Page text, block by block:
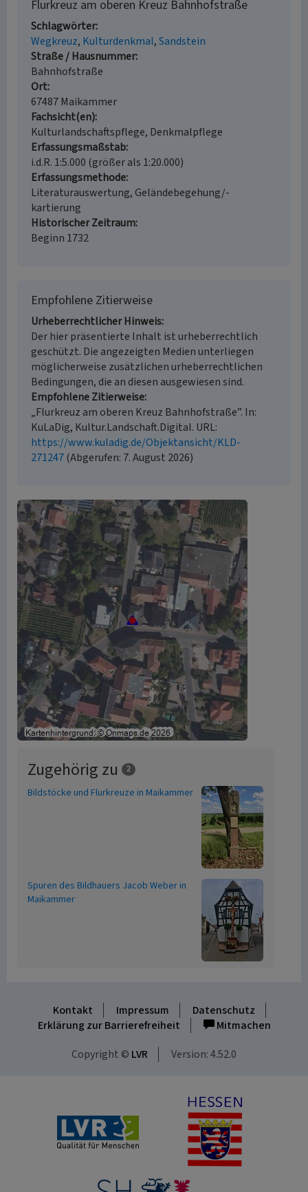
Flurkreuz am oberen Kreuz Bahnhofstraße
Schlagwörter
Wegkreuz Kulturdenkmal Sandstein
Straße / Hausnummer
Bahnhofstraße
Ort
67487 Maikammer
Fachsicht(en)
Kulturlandschaftspflege, Denkmalpflege
Erfassungsmaßstab
i.d.R. 1:5.000 (größer als 1:20.000)
Erfassungsmethode
Literaturauswertung, Geländebegehung/-
kartierung
Historischer Zeitraum
Beginn 1732
Empfohlene Zitierweise
Urheberrechtlicher Hinweis
Der hier präsentierte Inhalt ist urheberrechtlich
geschützt. Die angezeigten Medien unterliegen
möglicherweise zusätzlichen urheberrechtlichen
Bedingungen, die an diesen ausgewiesen sind.
Empfohlene Zitierweise
„Flurkreuz am oberen Kreuz Bahnhofstraße”. In:
KuLaDig, Kultur.Landschaft.Digital. URL:
https://www.kuladig.de/Objektansicht/KLD-
271247(Abgerufen: 7. August 2026)
Zugehörig zu 2
Bildstöcke und Flurkreuze in Maikammer
Spuren des Bildhauers Jacob Weber in
Maikammer
Kontakt Impressum
Datenschutz
Erklärung zur Barrierefreiheit
Mitmachen
Copyright © LVR Version: 4.52.0